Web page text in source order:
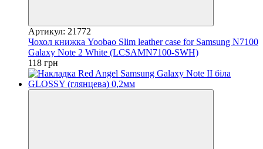
Артикул: 21772
Чохол книжка Yoobao Slim leather case for Samsung N7100
Galaxy Note 2 White (LCSAMN7100-SWH)
118 грн